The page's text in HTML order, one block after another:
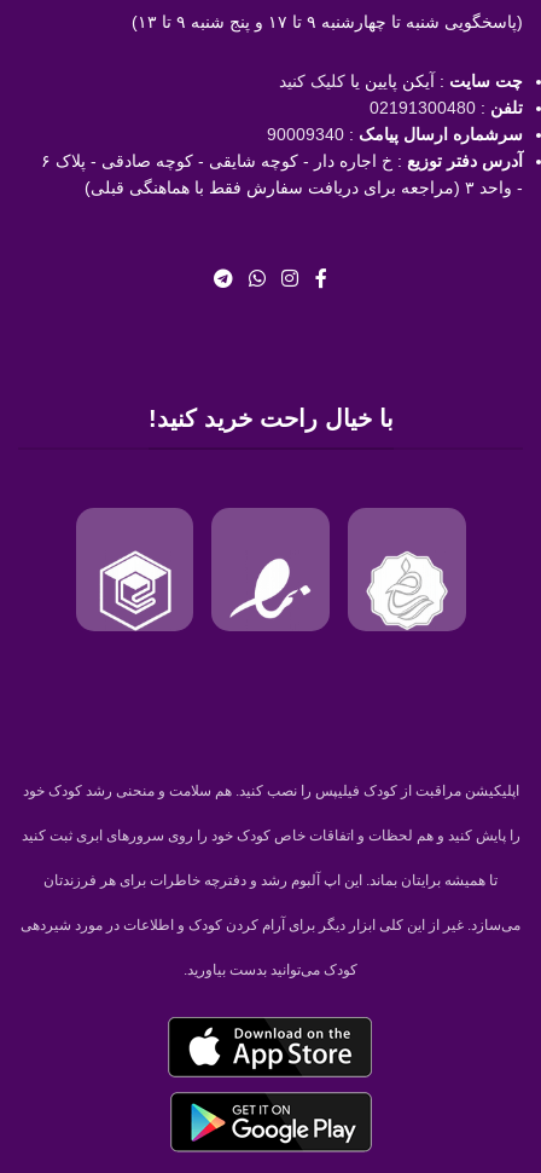
(پاسخگویی شنبه تا چهارشنبه ۹ تا ۱۷ و پنج شنبه ۹ تا ۱۳)
چت سایت : آیکن پایین یا کلیک کنید
تلفن :
02191300480
سرشماره ارسال پیامک :
90009340
آدرس دفتر توزیع
: خ اجاره دار - کوچه شایقی - کوچه صادقی - پلاک ۶
- واحد ۳ (مراجعه برای دریافت سفارش فقط با هماهنگی قبلی)
با خیال راحت خرید کنید!
اپلیکیشن مراقبت از کودک فیلیپس را نصب کنید. هم سلامت و منحنی رشد کودک خود
را پایش کنید و هم لحظات و اتفاقات خاص کودک خود را روی سرورهای ابری ثبت کنید
تا همیشه برایتان بماند. این اپ آلبوم رشد و دفترچه خاطرات برای هر فرزندتان
می‌سازد. غیر از این کلی ابزار دیگر برای آرام کردن کودک و اطلاعات در مورد شیردهی
کودک می‌توانید بدست بیاورید.